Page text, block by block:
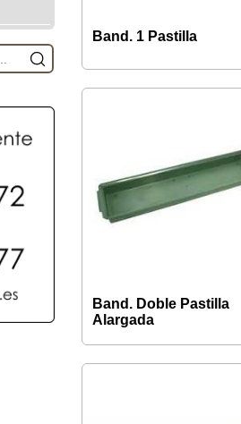
Band. 1 Pastilla
Band. Doble Pastilla
Alargada